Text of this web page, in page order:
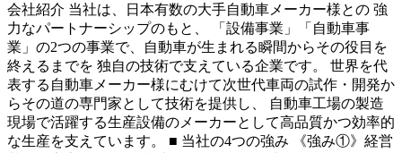
会社紹介 当社は、日本有数の大手自動車メーカー様との 強
力なパートナーシップのもと、 「設備事業」「自動車事
業」の2つの事業で、自動車が生まれる瞬間からその役目を
終えるまでを 独自の技術で支えている企業です。 世界を代
表する自動車メーカー様にむけて次世代車両の試作・開発か
らその道の専門家として技術を提供し、 自動車工場の製造
現場で活躍する生産設備のメーカーとして高品質かつ効率的
な生産を支えています。 ■ 当社の4つの強み 《強み①》経営